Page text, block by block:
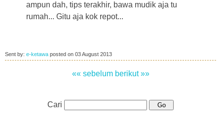
ampun dah, tips terakhir, bawa mudik aja tu
rumah... Gitu aja kok repot...
Sent by: e-ketawa posted on 03 August 2013
«« sebelum berikut »»
Cari